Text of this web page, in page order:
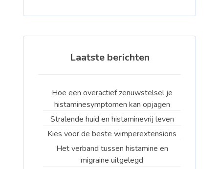
Laatste berichten
Hoe een overactief zenuwstelsel je
histaminesymptomen kan opjagen
Stralende huid en histaminevrij leven
Kies voor de beste wimperextensions
Het verband tussen histamine en
migraine uitgelegd